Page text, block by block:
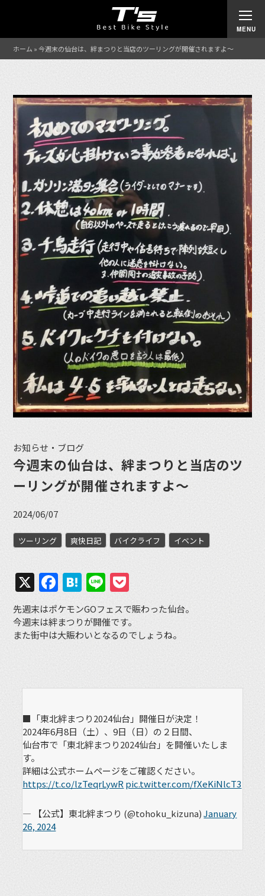
ホーム »今週末の仙台は、絆まつりと当店のツーリングが開催されますよ〜
お知らせ・ブログ
今週末の仙台は、絆まつりと当店のツ
ーリングが開催されますよ〜
2024/06/07
ツーリング 爽快日記 バイクライフ イベント
X Facebook
Hatena
Line
先週末はポケモンGOフェスで賑わった仙台。
今週末は絆まつりが開催です。
また街中は大賑わいとなるのでしょうね。
■「東北絆まつり2024仙台」開催日が決定！
2024年6月8日（土）、9日（日）の２日間、
仙台市で「東北絆まつり2024仙台」を開催いたしま
す。
詳細は公式ホームページをご確認ください。
https://t.co/lzTeqrLywR pic.twitter.com/fXeKiNlcT3
— 【公式】東北絆まつり (@tohoku_kizuna)January
26, 2024